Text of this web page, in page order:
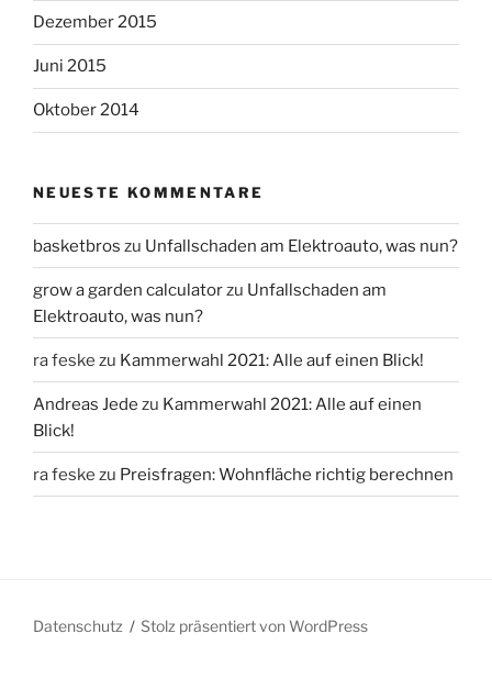
Dezember 2015
Juni 2015
Oktober 2014
NEUESTE KOMMENTARE
basketbros zu Unfallschaden am Elektroauto, was nun?
grow a garden calculatorzu Unfallschaden am
Elektroauto, was nun?
ra feske zu Kammerwahl 2021: Alle auf einen Blick!
Andreas Jede zu Kammerwahl 2021: Alle auf einen
Blick!
ra feske zu Preisfragen: Wohnfläche richtig berechnen
Datenschutz Stolz präsentiert von WordPress